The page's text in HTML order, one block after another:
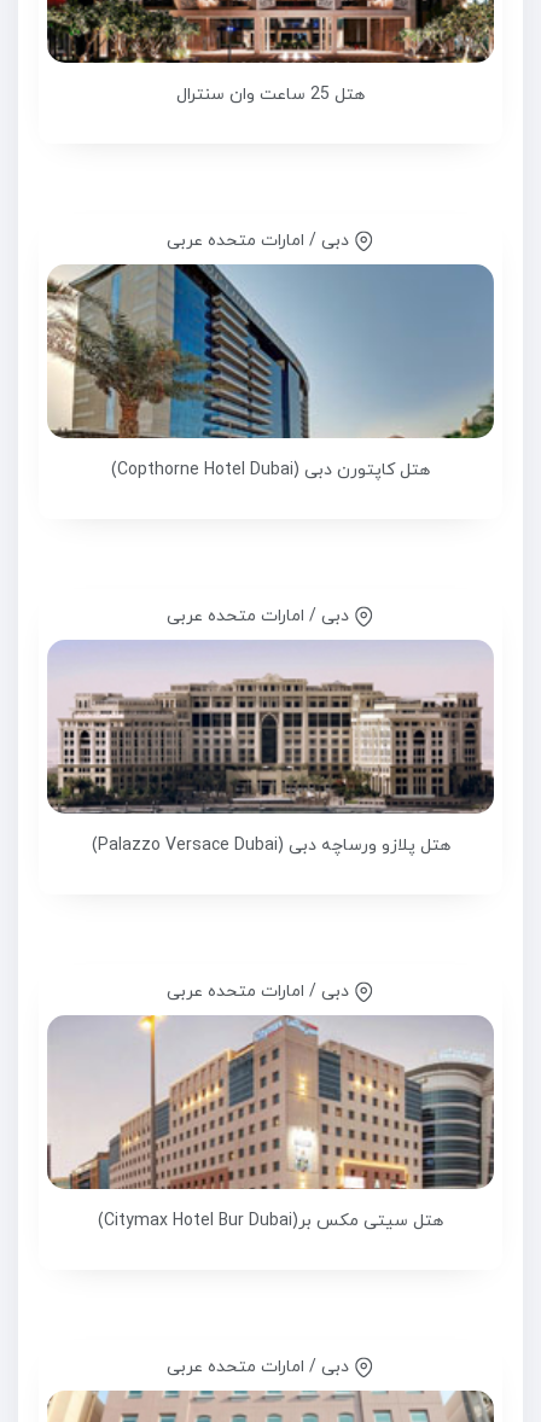
هتل 25 ساعت وان سنترال
دبی / امارات متحده عربی
هتل کاپتورن دبی (Copthorne Hotel Dubai)
دبی / امارات متحده عربی
هتل پلازو ورساچه دبی (Palazzo Versace Dubai)
دبی / امارات متحده عربی
هتل سیتی مکس بر(Citymax Hotel Bur Dubai)
دبی / امارات متحده عربی